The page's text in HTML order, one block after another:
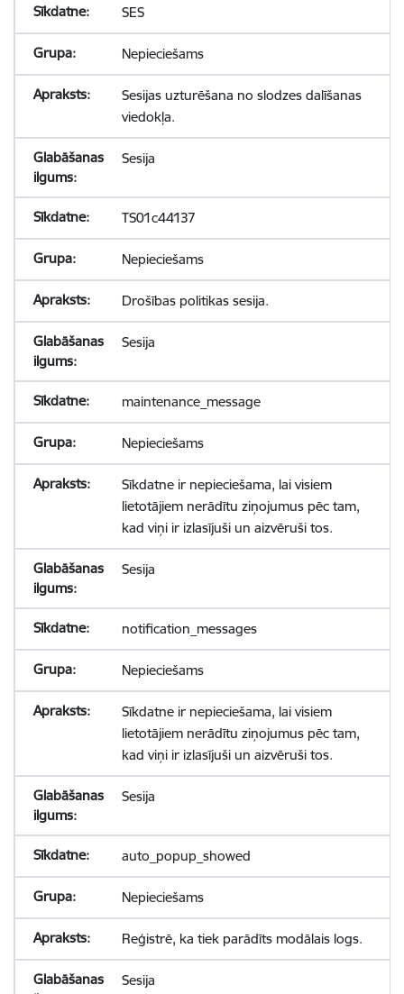
SES
Nepieciešams
Sesijas uzturēšana no slodzes dalīšanas
viedokļa.
Sesija
TS01c44137
Nepieciešams
Drošības politikas sesija.
Sesija
maintenance_message
Nepieciešams
Sīkdatne ir nepieciešama, lai visiem
lietotājiem nerādītu ziņojumus pēc tam,
kad viņi ir izlasījuši un aizvēruši tos.
Sesija
notification_messages
Nepieciešams
Sīkdatne ir nepieciešama, lai visiem
lietotājiem nerādītu ziņojumus pēc tam,
kad viņi ir izlasījuši un aizvēruši tos.
Sesija
auto_popup_showed
Nepieciešams
Reģistrē, ka tiek parādīts modālais logs.
Sesija